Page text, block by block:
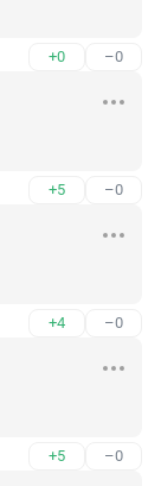
+0 –0
+5 –0
+4 –0
+5 –0